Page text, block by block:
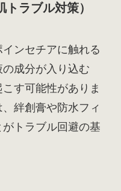
ラブル対策）
ンセチアに触れる
成分が入り込む
す可能性がありま
絆創膏や防水フィ
トラブル回避の基